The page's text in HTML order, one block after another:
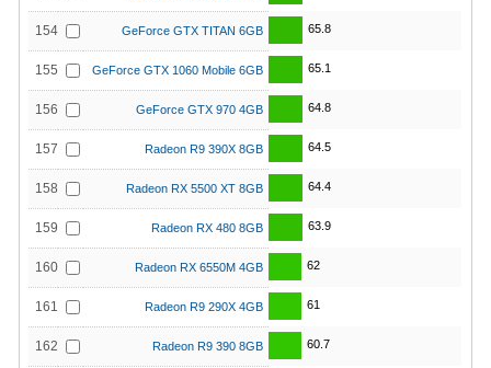
154 GeForce GTX TITAN 6GB 65.8
155 GeForce GTX 1060 Mobile 6GB 65.1
156 GeForce GTX 970 4GB 64.8
157 Radeon R9 390X 8GB 64.5
158 Radeon RX 5500 XT 8GB 64.4
159 Radeon RX 480 8GB 63.9
160 Radeon RX 6550M 4GB 62
161 Radeon R9 290X 4GB 61
162 Radeon R9 390 8GB 60.7